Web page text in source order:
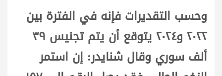
وحسب التقديرات فإنه في الفترة بين
٢٠٢٢ و٢٠٢٤ يتوقع أن يتم تجنيس ٣٩
ألف سوري وقال شنايدر: إن استمر